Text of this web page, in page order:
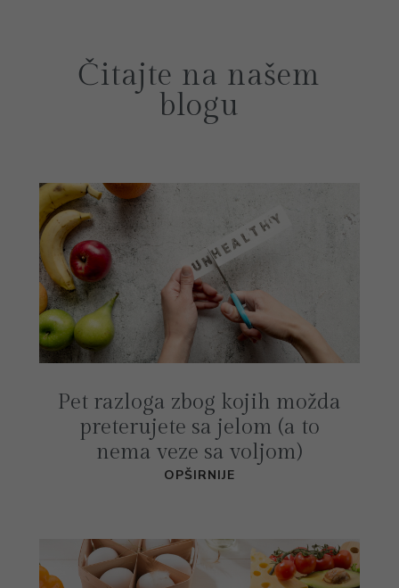
Čitajte na našem
blogu
Pet razloga zbog kojih možda
preterujete sa jelom (a to
nema veze sa voljom)
OPŠIRNIJE